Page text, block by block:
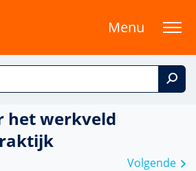
Menu
het werkveld
Volgende